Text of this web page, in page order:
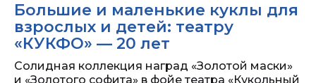
Большие и маленькие куклы для
взрослых и детей: театру
«КУКФО» — 20 лет
Солидная коллекция наград «Золотой маски»
и «Золотого софита» в фойе театра «Кукольный